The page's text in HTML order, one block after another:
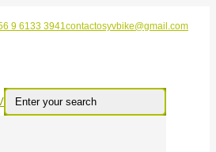
9 6133 3941contactosyvbike@gmail.com